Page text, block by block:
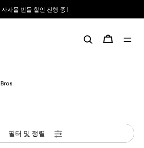
자사몰 번들 할인 진행 중 !
Bras
필터 및 정렬